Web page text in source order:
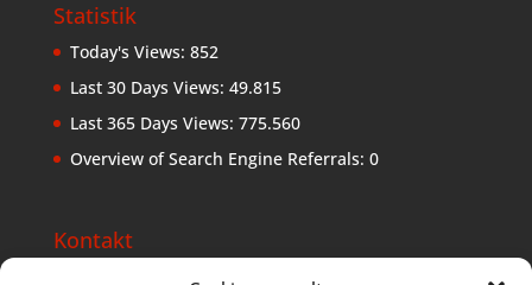
Statistik
Today's Views: 852
Last 30 Days Views: 49.815
Last 365 Days Views: 775.560
Overview of Search Engine Referrals: 0
Kontakt